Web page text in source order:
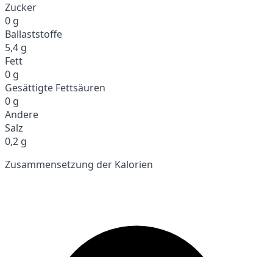
Zucker
0 g
Ballaststoffe
5,4 g
Fett
0 g
Gesättigte Fettsäuren
0 g
Andere
Salz
0,2 g
Zusammensetzung der Kalorien